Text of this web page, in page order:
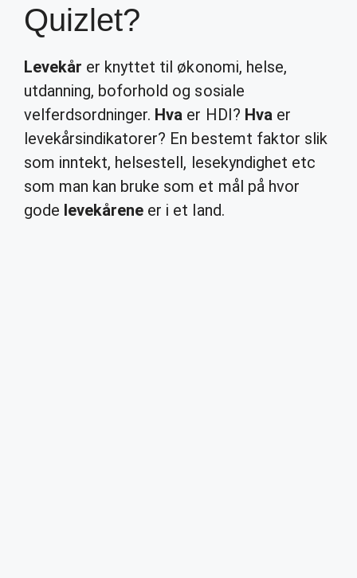
Quizlet?
Levekår er knyttet til økonomi, helse,
utdanning, boforhold og sosiale
velferdsordninger. Hva er HDI? Hvaer
levekårsindikatorer? En bestemt faktor slik
som inntekt, helsestell, lesekyndighet etc
som man kan bruke som et mål på hvor
gode levekårene er i et land.